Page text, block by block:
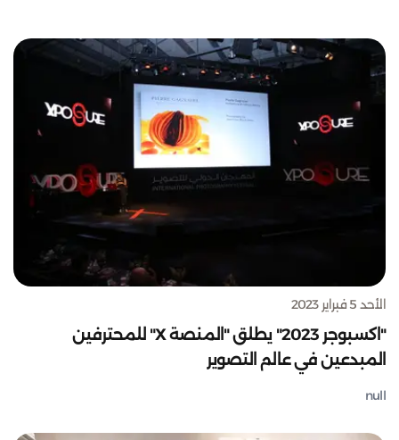
الأحد 5 فبراير 2023
"اكسبوجر 2023" يطلق "المنصة X" للمحترفين
المبدعين في عالم التصوير
null